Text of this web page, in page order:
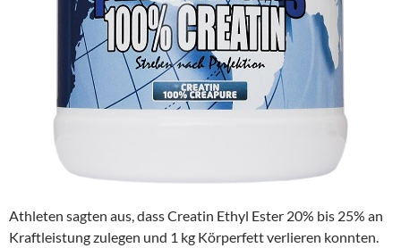
Athleten sagten aus, dass Creatin Ethyl Ester 20% bis 25% an
Kraftleistung zulegen und 1 kg Körperfett verlieren konnten.